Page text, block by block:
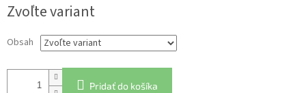
cena:
Zvoľte variant
Obsah
Pridať do košíka